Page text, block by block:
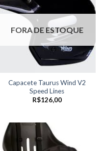
FORA DE ESTOQUE
Capacete Taurus Wind V2
Speed Lines
R$126,00